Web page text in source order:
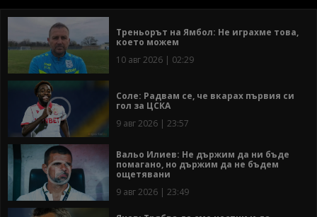
Треньорът на Ямбол: Не играхме това,
което можем
10 авг 2026 | 02:29
Соле: Радвам се, че вкарах първия си
гол за ЦСКА
9 авг 2026 | 23:57
Вальо Илиев: Не държим да ни бъде
помагано, но държим да не бъдем
ощетявани
9 авг 2026 | 23:49